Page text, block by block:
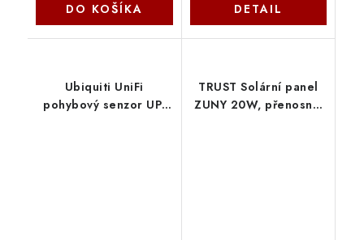
DO KOŠÍKA DETAIL
Ubiquiti UniFi
pohybový senzor UP-
TRUST Solární panel
ZUNY 20W, přenosný,